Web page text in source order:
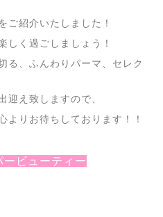
ご紹介いたしました！
しく過ごしましょう！
る、ふんわりパーマ、セレク
迎え致しますので、
よりお待ちしております！！
ビューティー